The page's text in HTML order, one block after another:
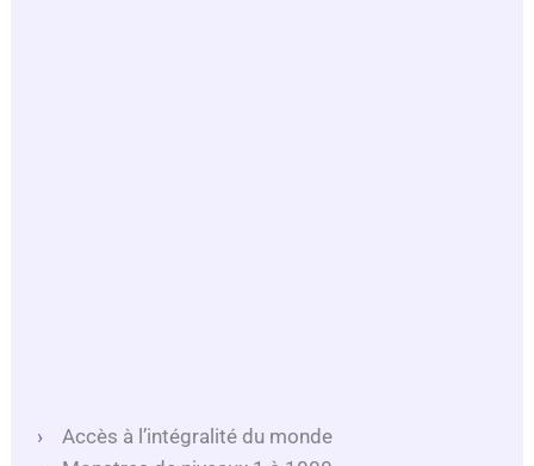
Accès à l’intégralité du monde